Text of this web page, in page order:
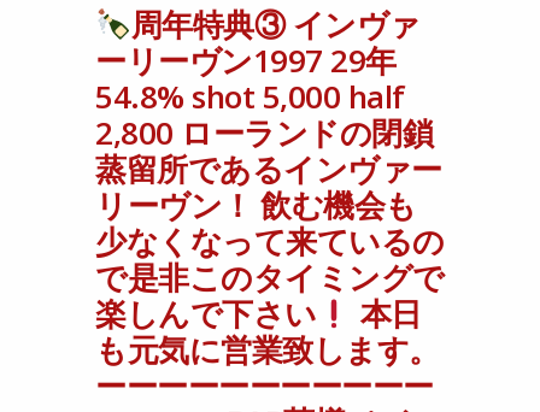
ーーーーーー #莨樽 #routaru #バー #bar #
ウイスキー #whisky #カクテル #cocktail #
港区 #六本木 #roppongi #フルーツカクテル
#オールドウイスキー #ボトラーズ #ジャパ
ニーズウイスキー #スコッチ #バーボン #
六本木7丁目 #チョコレート #oldwhisky
#malt #ウイスキー好きと繋がりたい #bayc
#nftbar #tokyoweb3infinityclub #莨樽オン
ラインショップ #ウイスキー量り売り #インヴ
ァーリーヴン #inverleven
Home >> BAR莨樽からのお知らせ >>
周年
周年特典③ インヴァ
ーリーヴン1997 29年
54.8% shot 5,000 half
2,800 ローランドの閉鎖
蒸留所であるインヴァー
リーヴン！ 飲む機会も
少なくなって来ているの
で是非このタイミングで
楽しんで下さい
本日
も元気に営業致します。
ーーーーーーーーーーー